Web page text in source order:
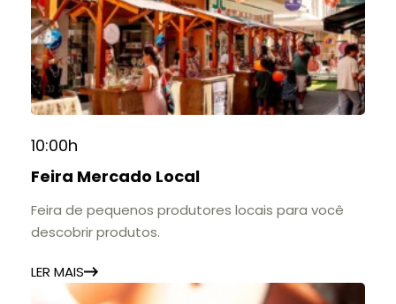
10:00h
Feira Mercado Local
Feira de pequenos produtores locais para você
descobrir produtos.
LER MAIS